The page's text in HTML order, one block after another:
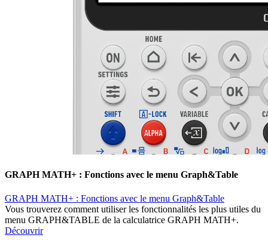
GRAPH MATH+ : Fonctions avec le menu Graph&Table
GRAPH MATH+ : Fonctions avec le menu Graph&Table
Vous trouverez comment utiliser les fonctionnalités les plus utiles du
menu GRAPH&TABLE de la calculatrice GRAPH MATH+.
Découvrir